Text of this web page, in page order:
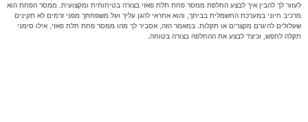
לעזור לך להבין איך לבצע החלפת ממסר פחת תלת פאזי בצורה בטיחותית ומקצועית. ממסר הפחת הוא
מרכיב חיוני במערכת החשמלית בביתך, והוא אחראי להגן עליך ועל משפחתך מפני זרמים לא תקינים
שעלולים להיגרם מקצרים או תקלות. במאמר הזה, אסביר לך מהו ממסר פחת תלת פאזי, אילו סימני
תקלה לחפש, וכיצד לבצע את ההחלפה בצורה בטוחה.